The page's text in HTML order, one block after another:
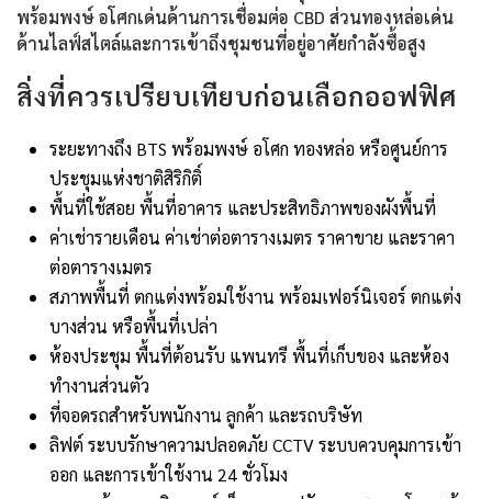
พร้อมพงษ์ อโศกเด่นด้านการเชื่อมต่อ CBD ส่วนทองหล่อเด่น
ด้านไลฟ์สไตล์และการเข้าถึงชุมชนที่อยู่อาศัยกำลังซื้อสูง
สิ่งที่ควรเปรียบเทียบก่อนเลือกออฟฟิศ
ระยะทางถึง BTS พร้อมพงษ์ อโศก ทองหล่อ หรือศูนย์การ
ประชุมแห่งชาติสิริกิติ์
พื้นที่ใช้สอย พื้นที่อาคาร และประสิทธิภาพของผังพื้นที่
ค่าเช่ารายเดือน ค่าเช่าต่อตารางเมตร ราคาขาย และราคา
ต่อตารางเมตร
สภาพพื้นที่ ตกแต่งพร้อมใช้งาน พร้อมเฟอร์นิเจอร์ ตกแต่ง
บางส่วน หรือพื้นที่เปล่า
ห้องประชุม พื้นที่ต้อนรับ แพนทรี พื้นที่เก็บของ และห้อง
ทำงานส่วนตัว
ที่จอดรถสำหรับพนักงาน ลูกค้า และรถบริษัท
ลิฟต์ ระบบรักษาความปลอดภัย CCTV ระบบควบคุมการเข้า
ออก และการเข้าใช้งาน 24 ชั่วโมง